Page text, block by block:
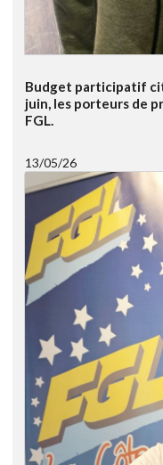
Budget participatif
juin, les porteurs de
FGL.
13/05/26